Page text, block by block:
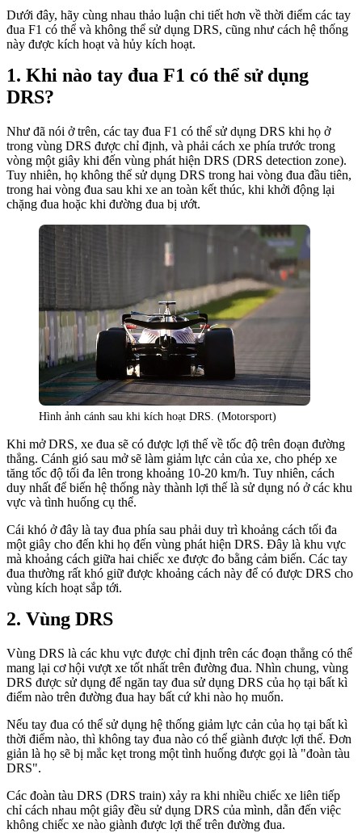
Dưới đây, hãy cùng nhau thảo luận chi tiết hơn về thời điểm các tay
đua F1 có thể và không thể sử dụng DRS, cũng như cách hệ thống
này được kích hoạt và hủy kích hoạt.
Khi nào tay đua F1 có thể sử dụng
DRS?
Như đã nói ở trên, các tay đua F1 có thể sử dụng DRS khi họ ở
trong vùng DRS được chỉ định, và phải cách xe phía trước trong
vòng một giây khi đến vùng phát hiện DRS (DRS detection zone).
Tuy nhiên, họ không thể sử dụng DRS trong hai vòng đua đầu tiên,
trong hai vòng đua sau khi xe an toàn kết thúc, khi khởi động lại
chặng đua hoặc khi đường đua bị ướt.
Hình ảnh cánh sau khi kích hoạt DRS. (Motorsport)
Khi mở DRS, xe đua sẽ có được lợi thế về tốc độ trên đoạn đường
thẳng. Cánh gió sau mở sẽ làm giảm lực cản của xe, cho phép xe
tăng tốc độ tối đa lên trong khoảng 10-20 km/h. Tuy nhiên, cách
duy nhất để biến hệ thống này thành lợi thế là sử dụng nó ở các khu
vực và tình huống cụ thể.
Cái khó ở đây là tay đua phía sau phải duy trì khoảng cách tối đa
một giây cho đến khi họ đến vùng phát hiện DRS. Đây là khu vực
mà khoảng cách giữa hai chiếc xe được đo bằng cảm biến. Các tay
đua thường rất khó giữ được khoảng cách này để có được DRS cho
vùng kích hoạt sắp tới.
Vùng DRS
Vùng DRS là các khu vực được chỉ định trên các đoạn thẳng có thể
mang lại cơ hội vượt xe tốt nhất trên đường đua. Nhìn chung, vùng
DRS được sử dụng để ngăn tay đua sử dụng DRS của họ tại bất kì
điểm nào trên đường đua hay bất cứ khi nào họ muốn.
Nếu tay đua có thể sử dụng hệ thống giảm lực cản của họ tại bất kì
thời điểm nào, thì không tay đua nào có thể giành được lợi thế. Đơn
giản là họ sẽ bị mắc kẹt trong một tình huống được gọi là "đoàn tàu
DRS".
Các đoàn tàu DRS (DRS train) xảy ra khi nhiều chiếc xe liên tiếp
chỉ cách nhau một giây đều sử dụng DRS của mình, dẫn đến việc
không chiếc xe nào giành được lợi thế trên đường đua.